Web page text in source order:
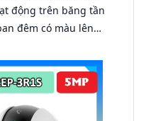
động trên băng tần
đêm có màu lên
dữ liệu qua thẻ